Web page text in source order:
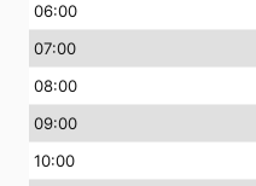
06:00
07:00
08:00
09:00
10:00